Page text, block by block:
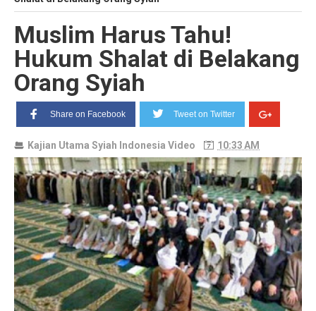
Muslim Harus Tahu!
Hukum Shalat di Belakang
Orang Syiah
Share on Facebook Tweet on Twitter
Kajian Utama Syiah Indonesia Video 10:33 AM